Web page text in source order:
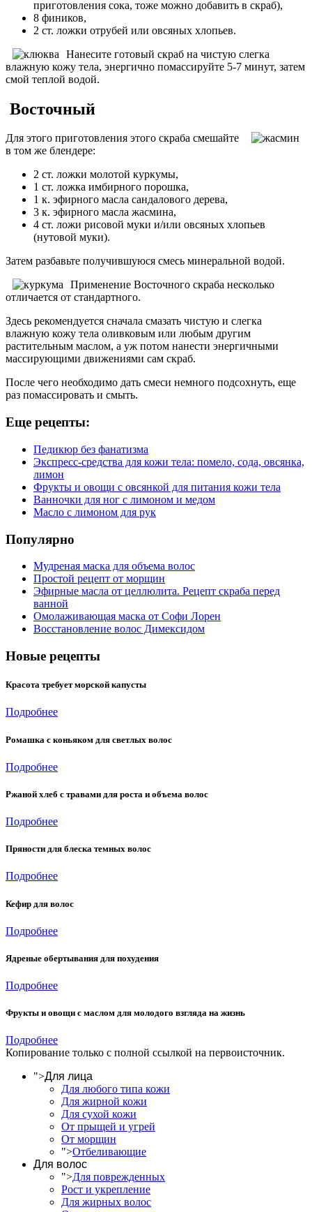
приготовления сока, тоже можно добавить в скраб),
8 фиников,
2 ст. ложки отрубей или овсяных хлопьев.
Нанесите готовый скраб на чистую слегка
влажную кожу тела, энергично помассируйте 5-7 минут, затем
смой теплой водой.
Восточный
Для этого приготовления этого скраба смешайте
в том же блендере:
2 ст. ложки молотой куркумы,
1 ст. ложка имбирного порошка,
1 к. эфирного масла сандалового дерева,
3 к. эфирного масла жасмина,
4 ст. ложи рисовой муки и/или овсяных хлопьев
(нутовой муки).
Затем разбавьте получившуюся смесь минеральной водой.
Применение Восточного скраба несколько
отличается от стандартного.
Здесь рекомендуется сначала смазать чистую и слегка
влажную кожу тела оливковым или любым другим
растительным маслом, а уж потом нанести энергичными
массирующими движениями сам скраб.
После чего необходимо дать смеси немного подсохнуть, еще
раз помассировать и смыть.
Еще рецепты:
Педикюр без фанатизма
Экспресс-средства для кожи тела: помело, сода, овсянка,
лимон
Фрукты и овощи с овсянкой для питания кожи тела
Ванночки для ног с лимоном и медом
Масло с лимоном для рук
Популярно
Мудреная маска для объема волос
Простой рецепт от морщин
Эфирные масла от целлюлита. Рецепт скраба перед
ванной
Омолаживающая маска от Софи Лорен
Восстановление волос Димексидом
Новые рецепты
Красота требует морской капусты
Подробнее
Ромашка с коньяком для светлых волос
Подробнее
Ржаной хлеб с травами для роста и объема волос
Подробнее
Пряности для блеска темных волос
Подробнее
Кефир для волос
Подробнее
Ядреные обертывания для похудения
Подробнее
Фрукты и овощи с маслом для молодого взгляда на жизнь
Подробнее
Копирование только с полной ссылкой на первоисточник.
">Для лица
Для любого типа кожи
Для жирной кожи
Для сухой кожи
От прыщей и угрей
От морщин
">Отбеливающие
Для волос
">Для поврежденных
Рост и укрепление
Для жирных волос